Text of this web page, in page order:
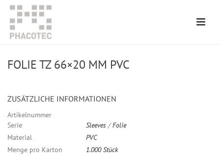
FOLIE TZ 66×20 MM PVC
ZUSÄTZLICHE INFORMATIONEN
Artikelnummer
Serie
Sleeves /Folie
Material
PVC
Menge pro Karton
1.000 Stück